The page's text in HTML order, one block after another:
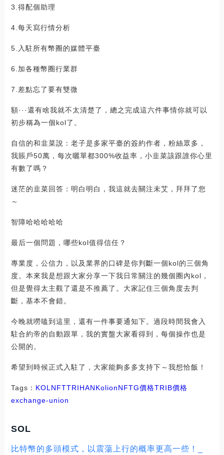
3.得配個助理
4.每天寫行情分析
5.入駐所有幣圈的媒體平臺
6.加各種幣圈行業群
7.差點忘了要有雙微
額···還有啥我就不太清楚了，總之完成這六件事情你就可以
初步稱為一個kol了。
自信的和韭菜說：老子是多家平臺的簽約作者，粉絲眾多，
我賬戶50萬，每次曬單都300%收益率，小韭菜該跟誰你心里
有數了嗎？
迷茫的韭菜回答：明白明白，我這就去關注未艾，拜拜了您
～
智障哈哈哈哈哈
最后一個問題，哪些kol值得信任？
專業度，公信力，以及業界的口碑是你判斷一個kol的三個角
度。本來我是想跟大家分享一下我日常關注的幾個圈內kol，
但是覺得太主觀了還是不推薦了。大家記住三個角度去判
斷，基本不會錯。
今晚就嘮嗑到這里，還有一件事要通知下。過段時間我會入
駐合約帝的自動跟單，我的實盤大家看得到，每個操作也是
公開的。
希望到時候正式入駐了，大家能夠多多支持下～我想恰飯！
Tags： KOL NFTTRIHANKolionNFTG價格TRIB價格
exchange-union
SOL
比特幣的多頭模式，以震蕩上行的概率更高一些！_